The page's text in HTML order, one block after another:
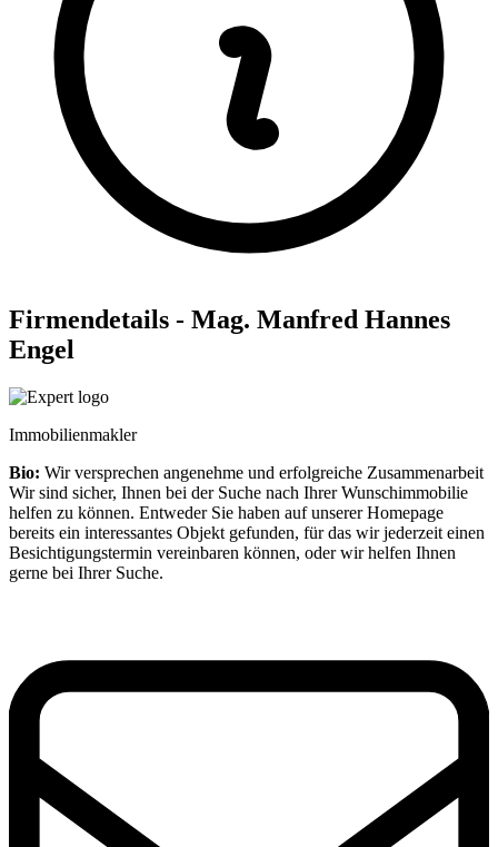
Firmendetails - Mag. Manfred Hannes
Engel
Immobilienmakler
Bio: Wir versprechen angenehme und erfolgreiche Zusammenarbeit
Wir sind sicher, Ihnen bei der Suche nach Ihrer Wunschimmobilie
helfen zu können. Entweder Sie haben auf unserer Homepage
bereits ein interessantes Objekt gefunden, für das wir jederzeit einen
Besichtigungstermin vereinbaren können, oder wir helfen Ihnen
gerne bei Ihrer Suche.